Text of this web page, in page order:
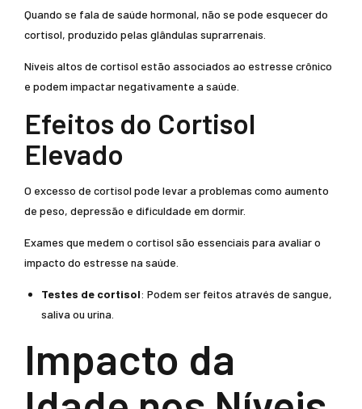
Quando se fala de saúde hormonal, não se pode esquecer do
cortisol, produzido pelas glândulas suprarrenais.
Níveis altos de cortisol estão associados ao estresse crônico
e podem impactar negativamente a saúde.
Efeitos do Cortisol
Elevado
O excesso de cortisol pode levar a problemas como aumento
de peso, depressão e dificuldade em dormir.
Exames que medem o cortisol são essenciais para avaliar o
impacto do estresse na saúde.
Testes de cortisol: Podem ser feitos através de sangue,
saliva ou urina.
Impacto da